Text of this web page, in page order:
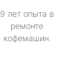
9 лет опыта в
ремонте
кофемашин.